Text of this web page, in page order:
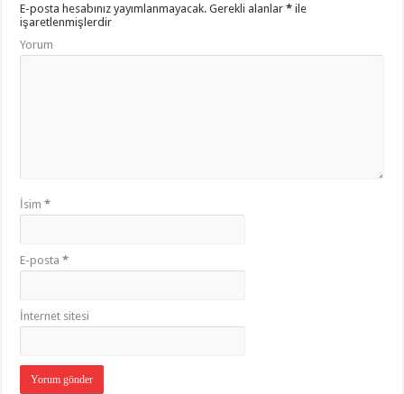
E-posta hesabınız yayımlanmayacak. Gerekli alanlar* ile
işaretlenmişlerdir
Yorum
İsim*
E-posta*
İnternet sitesi